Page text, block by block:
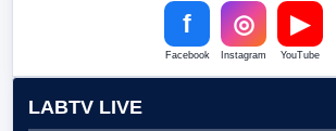
f
Facebook
◎
Instagram
▶
YouTube
LABTV LIVE